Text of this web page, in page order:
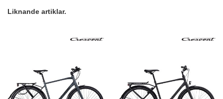
Liknande artiklar.